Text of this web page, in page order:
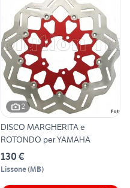
2
DISCO MARGHERITA e
ROTONDO per YAMAHA
130 €
Lissone(MB)